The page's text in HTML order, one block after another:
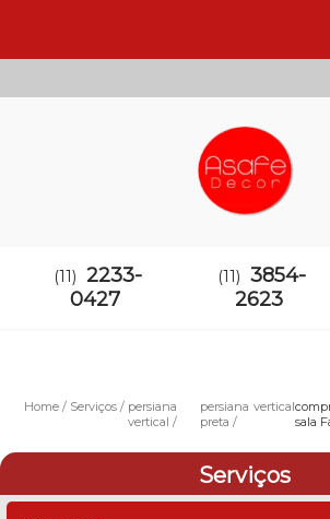
(11) 2233-
0427
(11) 3854-
2623
Home Serviços
persiana
vertical
persiana vertical
preta
sala
Serviços